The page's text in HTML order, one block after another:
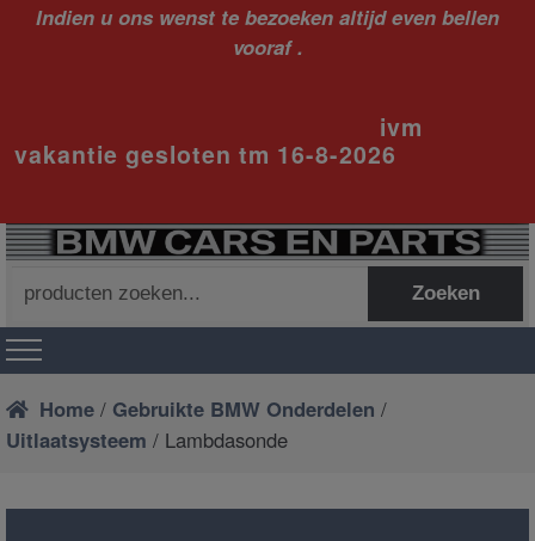
Indien u ons wenst te bezoeken altijd even bellen
vooraf .
ivm
vakantie gesloten tm 16-8-2026
naar:
Zoeken
Home / Gebruikte BMW Onderdelen /
Uitlaatsysteem / Lambdasonde